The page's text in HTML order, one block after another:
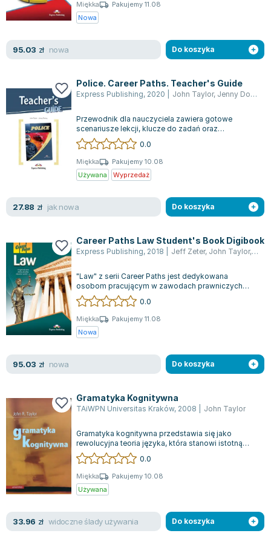
Książki o naukach politycznych dla studentów
Książki do nauk społecznych dla studentów
Prawo - książki dla studentów
Technologia żywności - książki
Zarządzanie i marketing - książki
Nauka języków obcych - książki
Podręczniki dla nauczycieli - metodyka
Repetytoria, testy i materiały pomocnicze
Bolesław Prus
Wanda Chotomska
Clive Staples Lewis
Martyna Wojciechowska
Melissa De la Cruz
Blanka Lipińska
Jaś Kapela
Agatha Christie
Witold Gadowski
Marcin Kowalczyk
Joanna Jabłczyńska
Piotr Kościelny
Jan Piński
Zygmunt Freud
Agata Passent
Michel Moran
Maciej Orłoś
Katarzyna Miller
Mark Twain
Marcin Meller
Paulina Młynarska
ks. Piotr Pawlukiewicz
Jarosław Sokołowski
Piotr Latocha
Piotr Semka
Miękka
Pakujemy 11.08
Nowa
95.03 zł nowa Do koszyka
Police. Career Paths. Teacher's Guide
Express Publishing, 2020 John Taylor, Jenny Dooley
Przewodnik dla nauczyciela zawiera gotowe
scenariusze lekcji, klucze do zadań oraz
transkrypcje nagrań. "Police" z serii "Career P...
0.0
Miękka
Pakujemy 10.08
Używana
Wyprzedaż
27.88 zł jak nowa Do koszyka
Career Paths Law Student's Book Digibook
Express Publishing, 2018 Jeff Zeter, John Taylor,
"Law" z serii Career Paths jest dedykowana
osobom pracującym w zawodach prawniczych
oraz tym, którzy przygotowują się do kariery w...
0.0
Miękka
Pakujemy 11.08
Nowa
95.03 zł nowa Do koszyka
Gramatyka Kognitywna
TAiWPN Universitas Kraków, 2008 John Taylor
Gramatyka kognitywna przedstawia się jako
rewolucyjna teoria języka, która stanowi istotną
alternatywę dla dominujących w językozn...
0.0
Miękka
Pakujemy 10.08
Używana
33.96 zł widoczne ślady używania Do koszyka